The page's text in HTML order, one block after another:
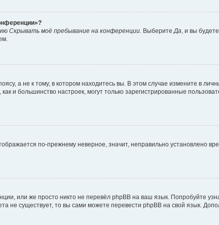
Скрывать моё пребывание на конференции . Выберите Да , и вы
а не к тому, в котором находитесь вы. В этом случае измените в
и большинство настроек, могут только зарегистрированные
по-прежнему неверное, значит, неправильно установлено
или же просто никто не перевёл phpBB на ваш язык. Попробуйте
не существует, то вы сами можете перевести phpBB на свой язык.